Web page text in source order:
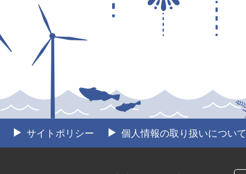
サイトポリシー 個人情報の取り扱いについて